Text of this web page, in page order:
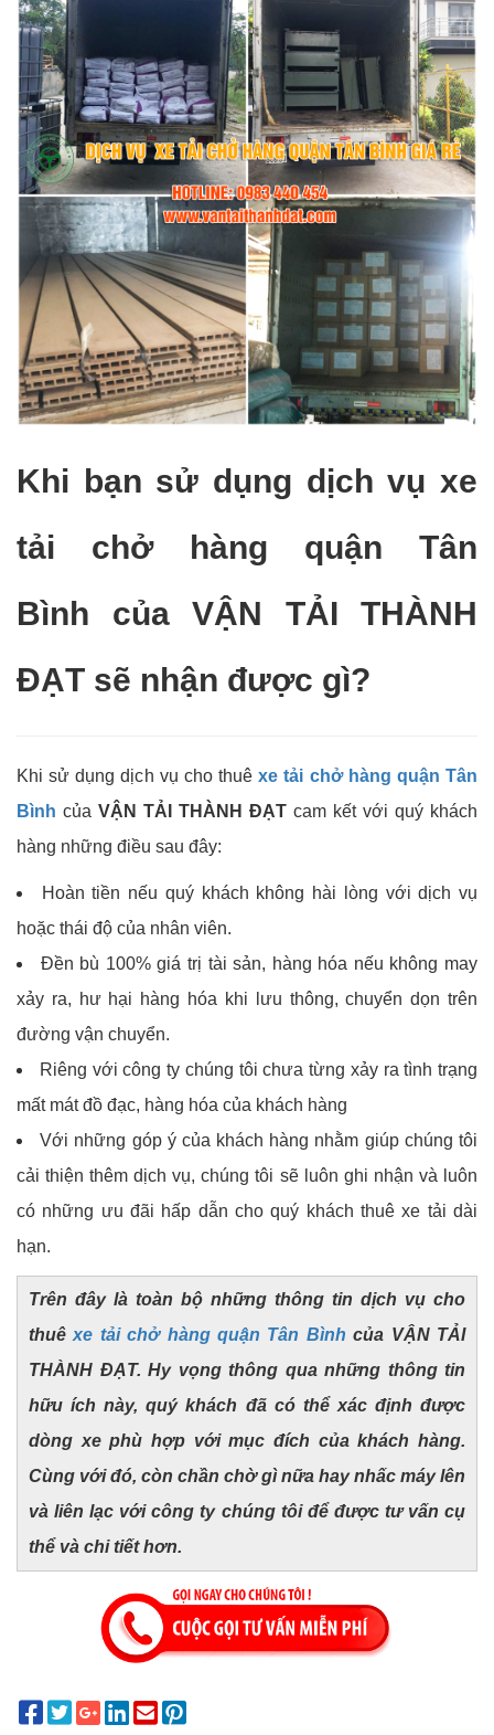
Khi bạn sử dụng dịch vụ xe
tải chở hàng quận Tân
Bình của VẬN TẢI THÀNH
ĐẠT sẽ nhận được gì?
Khi sử dụng dịch vụ cho thuêxe tải chở hàng quận Tân
Bình của VẬN TẢI THÀNH ĐẠT cam kết với quý khách
hàng những điều sau đây:
Hoàn tiền nếu quý khách không hài lòng với dịch vụ
hoặc thái độ của nhân viên.
Đền bù 100% giá trị tài sản, hàng hóa nếu không may
xảy ra, hư hại hàng hóa khi lưu thông, chuyển dọn trên
đường vận chuyển.
Riêng với công ty chúng tôi chưa từng xảy ra tình trạng
mất mát đồ đạc, hàng hóa của khách hàng
Với những góp ý của khách hàng nhằm giúp chúng tôi
cải thiện thêm dịch vụ, chúng tôi sẽ luôn ghi nhận và luôn
có những ưu đãi hấp dẫn cho quý khách thuê xe tải dài
hạn.
Trên đây là toàn bộ những thông tin dịch vụ cho
thuêxe tải chở hàng quận Tân Bình của VẬN TẢI
THÀNH ĐẠT. Hy vọng thông qua những thông tin
hữu ích này, quý khách đã có thể xác định được
dòng xe phù hợp với mục đích của khách hàng.
Cùng với đó, còn chần chờ gì nữa hay nhấc máy lên
và liên lạc với công ty chúng tôi để được tư vấn cụ
thể và chi tiết hơn.